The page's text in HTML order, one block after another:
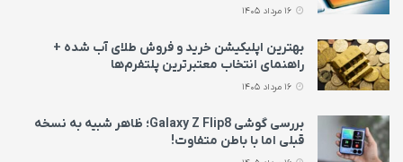
بهترین اپلیکیشن خرید و فروش طلای آب شده +
راهنمای انتخاب معتبرترین پلتفرم‌ها
بررسی گوشی Galaxy Z Flip8؛ ظاهر شبیه به نسخه
قبلی اما با باطن متفاوت!